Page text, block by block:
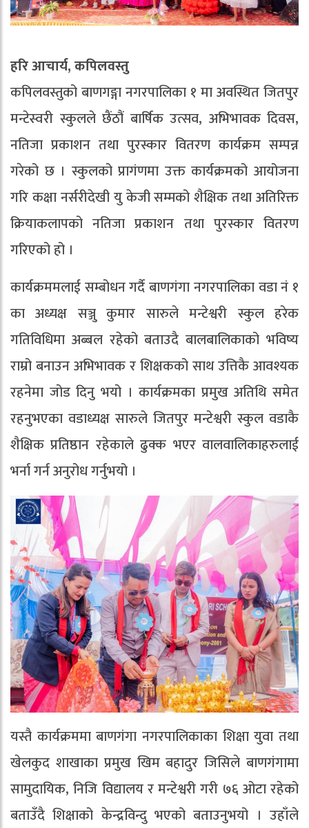
हरि आचार्य, कपिलवस्तु
कपिलवस्तुको बाणगङ्गा नगरपालिका १ मा अवस्थित जितपुर
मन्टेस्वरी स्कुलले छैंठौं बार्षिक उत्सव, अभिभावक दिवस,
नतिजा प्रकाशन तथा पुरस्कार वितरण कार्यक्रम सम्पन्न
गरेको छ । स्कुलको प्रागंणमा उक्त कार्यक्रमको आयोजना
गरि कक्षा नर्सरीदेखी यु केजी सम्मको शैक्षिक तथा अतिरिक्त
क्रियाकलापको नतिजा प्रकाशन तथा पुरस्कार वितरण
गरिएको हो ।
कार्यक्रममलाई सम्बोधन गर्दै बाणगंगा नगरपालिका वडा नं १
का अध्यक्ष सञ्जु कुमार सारुले मन्टेश्वरी स्कुल हरेक
गतिविधिमा अब्बल रहेको बताउदै बालबालिकाको भविष्य
राम्रो बनाउन अभिभावक र शिक्षकको साथ उत्तिकै आवश्यक
रहनेमा जोड दिनु भयो । कार्यक्रमका प्रमुख अतिथि समेत
रहनुभएका वडाध्यक्ष सारुले जितपुर मन्टेश्वरी स्कुल वडाकै
शैक्षिक प्रतिष्ठान रहेकाले ढुक्क भएर वालवालिकाहरुलाई
भर्ना गर्न अनुरोध गर्नुभयो ।
यस्तै कार्यक्रममा बाणगंगा नगरपालिकाका शिक्षा युवा तथा
खेलकुद शाखाका प्रमुख खिम बहादुर जिसिले बाणगंगामा
सामुदायिक, निजि विद्यालय र मन्टेश्वरी गरी ७६ ओटा रहेको
बताउँदै शिक्षाको केन्द्रविन्दु भएको बताउनुभयो । उहाँले